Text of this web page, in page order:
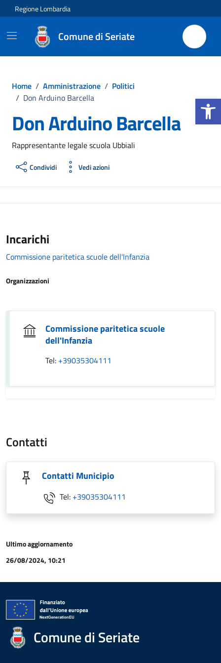
Apri la
Vai ai contenuti
Vai al footer
Regione Lombardia
Comune di Seriate
Home / Amministrazione / Politici
/ Don Arduino Barcella
Don Arduino Barcella
Rappresentante legale scuola Ubbiali
Condividi Vedi azioni
Incarichi
Commissione paritetica scuole dell'Infanzia
Organizzazioni
Commissione paritetica scuole
dell'Infanzia
Tel: +39035304111
Contatti
Contatti Municipio
Tel: +39035304111
Ultimo aggiornamento
26/08/2024, 10:21
Comune di Seriate